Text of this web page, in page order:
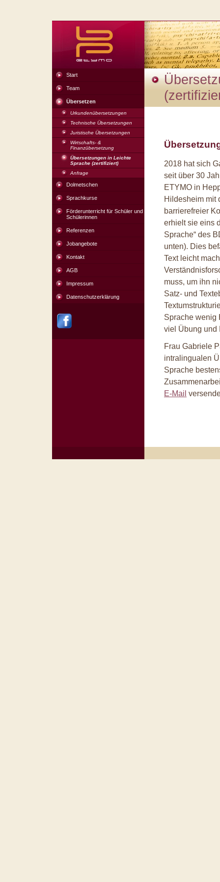
Start
Team
Übersetzen
Urkundenübersetzungen
Technische Übersetzungen
Juristische Übersetzungen
Wirtschafts- &
Finanzübersetzung
Übersetzungen in Leichte
Sprache (zertifiziert)
Anfrage
Dolmetschen
Sprachkurse
Förderunterricht für Schüler und
Schülerinnen
Referenzen
Jobangebote
Kontakt
AGB
Impressum
Datenschutzerklärung
2018 hat sich
seit über 30
ETYMO in
Hildesheim mit
barrierefreier
erhielt sie eins
Sprache“ des
unten). Dies
Text leicht
muss, um ihn
Satz- und
Sprache wenig
viel Übung und
Frau Gabriele
intralingualen
Sprache
E-Mail